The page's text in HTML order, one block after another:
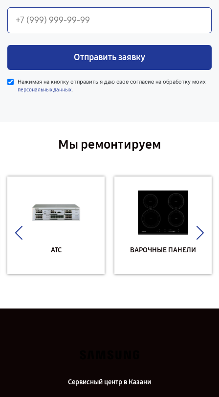
Отправить заявку
Нажимая на кнопку отправить я даю свое согласие на обработку моих
персональных данных.
Мы ремонтируем
АТС ВАРОЧНЫЕ ПАНЕЛИ
Сервисный центр в Казани